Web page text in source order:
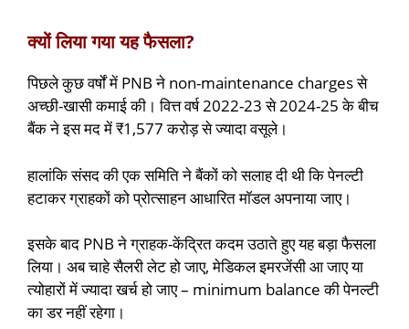
क्यों लिया गया यह फैसला?
पिछले कुछ वर्षों में PNB ने non-maintenance charges से
अच्छी-खासी कमाई की। वित्त वर्ष 2022-23 से 2024-25 के बीच
बैंक ने इस मद में ₹1,577 करोड़ से ज्यादा वसूले।
हालांकि संसद की एक समिति ने बैंकों को सलाह दी थी कि पेनल्टी
हटाकर ग्राहकों को प्रोत्साहन आधारित मॉडल अपनाया जाए।
इसके बाद PNB ने ग्राहक-केंद्रित कदम उठाते हुए यह बड़ा फैसला
लिया। अब चाहे सैलरी लेट हो जाए, मेडिकल इमरजेंसी आ जाए या
त्योहारों में ज्यादा खर्च हो जाए – minimum balance की पेनल्टी
का डर नहीं रहेगा।